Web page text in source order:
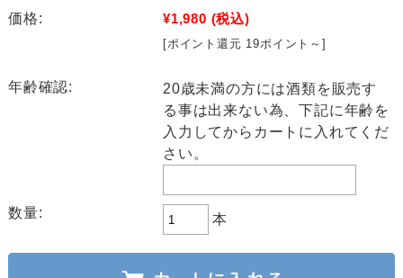
価格: ¥1,980 (税込)
[ポイント還元 19ポイント～]
年齢確認:
20歳未満の方には酒類を販売す
る事は出来ない為、下記に年齢を
入力してからカートに入れてくだ
さい。
数量: 本